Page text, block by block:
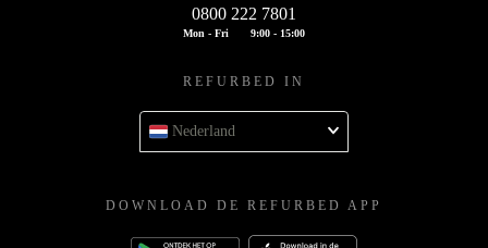
0800 222 7801
Mon - Fri 9:00 - 15:00
REFURBED IN
Nederland
DOWNLOAD DE REFURBED APP